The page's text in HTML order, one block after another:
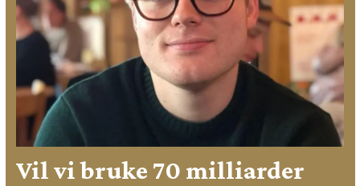
Vil vi bruke 70 milliarder